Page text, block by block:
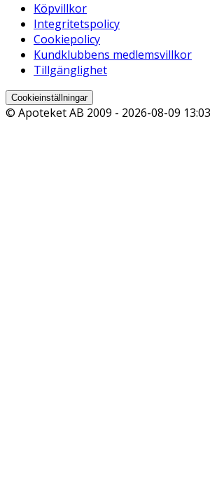
Köpvillkor
Integritetspolicy
Cookiepolicy
Kundklubbens medlemsvillkor
Tillgänglighet
Cookieinställningar
© Apoteket AB 2009 - 2026-08-09